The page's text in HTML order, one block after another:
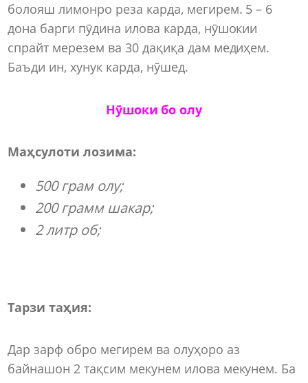
болояш лимонро реза карда, мегирем. 5 – 6
дона барги пӯдина илова карда, нӯшокии
спрайт мерезем ва 30 дақиқа дам медиҳем.
Баъди ин, хунук карда, нӯшед.
Нӯшоки бо олу
Маҳсулоти лозима:
500 грам олу;
200 грамм шакар;
2 литр об;
Тарзи таҳия:
Дар зарф обро мегирем ва олуҳоро аз
байнашон 2 тақсим мекунем илова мекунем. Ба